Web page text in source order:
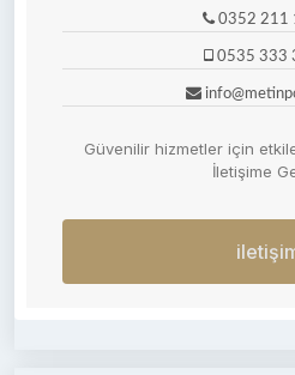
0352 211
0535 333
Güvenilir hizmetler için
İletişime